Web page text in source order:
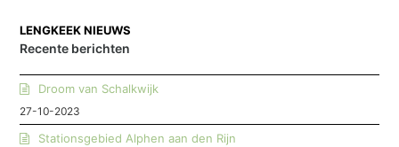
LENGKEEK NIEUWS
Recente berichten
Droom van Schalkwijk
27-10-2023
Stationsgebied Alphen aan den Rijn